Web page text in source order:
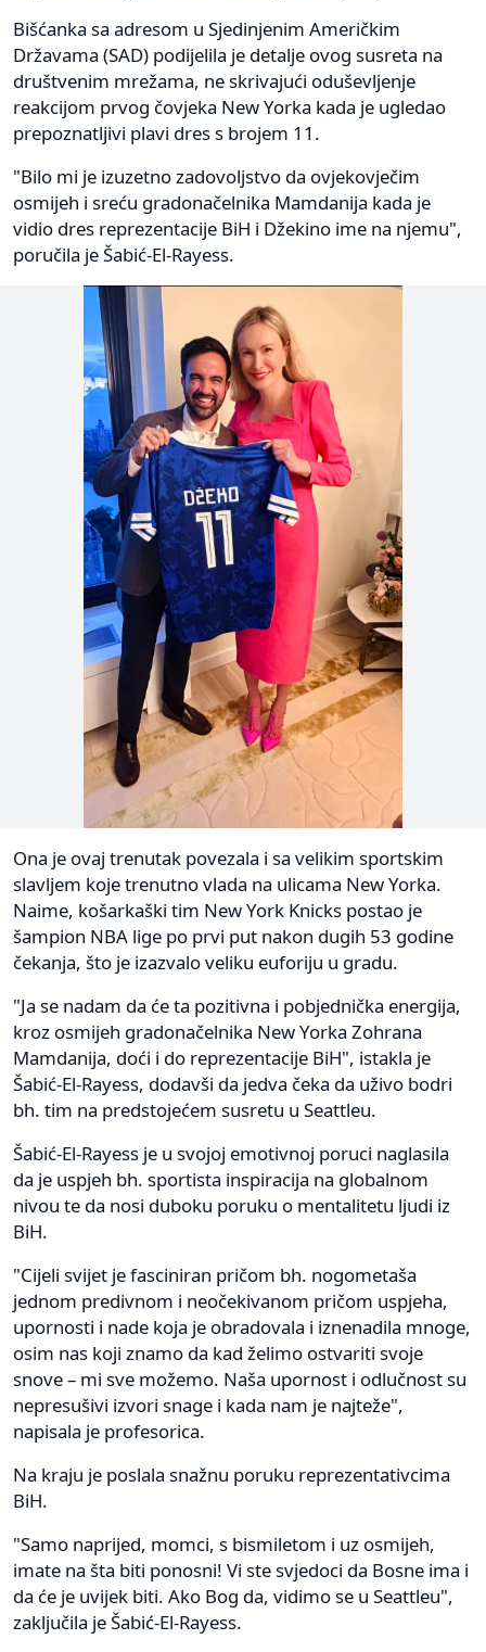
Bišćanka sa adresom u Sjedinjenim Američkim
Državama (SAD) podijelila je detalje ovog susreta na
društvenim mrežama, ne skrivajući oduševljenje
reakcijom prvog čovjeka New Yorka kada je ugledao
prepoznatljivi plavi dres s brojem 11.
"Bilo mi je izuzetno zadovoljstvo da ovjekovječim
osmijeh i sreću gradonačelnika Mamdanija kada je
vidio dres reprezentacije BiH i Džekino ime na njemu",
poručila je Šabić-El-Rayess.
Ona je ovaj trenutak povezala i sa velikim sportskim
slavljem koje trenutno vlada na ulicama New Yorka.
Naime, košarkaški tim New York Knicks postao je
šampion NBA lige po prvi put nakon dugih 53 godine
čekanja, što je izazvalo veliku euforiju u gradu.
"Ja se nadam da će ta pozitivna i pobjednička energija,
kroz osmijeh gradonačelnika New Yorka Zohrana
Mamdanija, doći i do reprezentacije BiH", istakla je
Šabić-El-Rayess, dodavši da jedva čeka da uživo bodri
bh. tim na predstojećem susretu u Seattleu.
Šabić-El-Rayess je u svojoj emotivnoj poruci naglasila
da je uspjeh bh. sportista inspiracija na globalnom
nivou te da nosi duboku poruku o mentalitetu ljudi iz
BiH.
"Cijeli svijet je fasciniran pričom bh. nogometaša
jednom predivnom i neočekivanom pričom uspjeha,
upornosti i nade koja je obradovala i iznenadila mnoge,
osim nas koji znamo da kad želimo ostvariti svoje
snove – mi sve možemo. Naša upornost i odlučnost su
nepresušivi izvori snage i kada nam je najteže",
napisala je profesorica.
Na kraju je poslala snažnu poruku reprezentativcima
BiH.
"Samo naprijed, momci, s bismiletom i uz osmijeh,
imate na šta biti ponosni! Vi ste svjedoci da Bosne ima i
da će je uvijek biti. Ako Bog da, vidimo se u Seattleu",
zaključila je Šabić-El-Rayess.